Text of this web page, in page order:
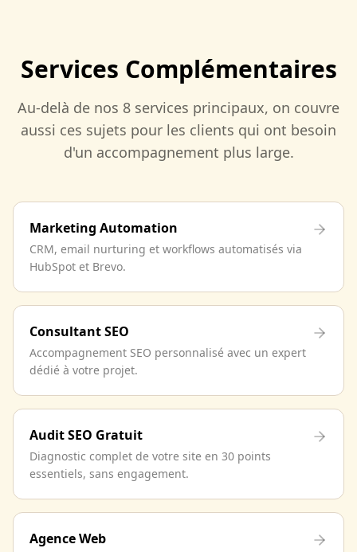
Services Complémentaires
Au-delà de nos 8 services principaux, on couvre
aussi ces sujets pour les clients qui ont besoin
d'un accompagnement plus large.
Marketing Automation
CRM, email nurturing et workflows automatisés via
HubSpot et Brevo.
Consultant SEO
Accompagnement SEO personnalisé avec un expert
dédié à votre projet.
Audit SEO Gratuit
Diagnostic complet de votre site en 30 points
essentiels, sans engagement.
Agence Web